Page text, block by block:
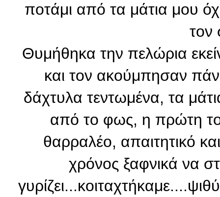
ποτάμι από τα μάτια μου
Θυμήθηκα την πελώρια
και τον ακούμπησαν
δάχτυλα τεντωμένα, τα
από το φως, η πρώτη
θαρραλέο, απαιτητικό
χρόνος ξαφνικά να